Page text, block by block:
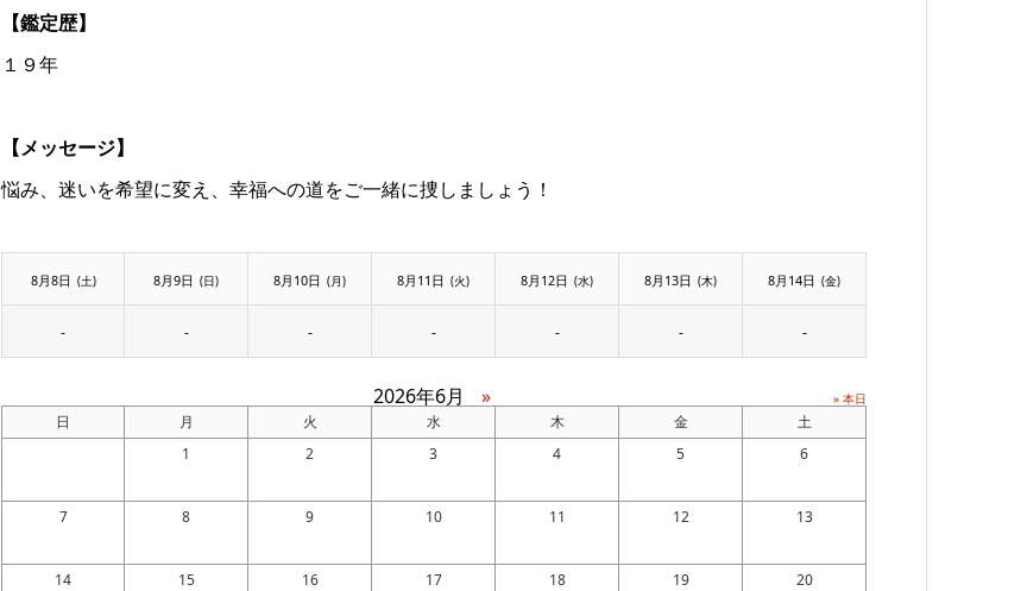
【鑑定歴】
１９年
【メッセージ】
悩み、迷いを希望に変え、幸福への道をご一緒に捜しましょう！
8月8日 (土) 8月9日 (日) 8月10日 (月) 8月11日 (火) 8月12日 (水) 8月13日 (木) 8月14日 (金)
- - - - - - -
2026年6月 » » 本日
日 月 火 水 木 金
土
1
2 3 4 5 6
7 8 9 10 11 12 13
14 15 16 17 18 19 20